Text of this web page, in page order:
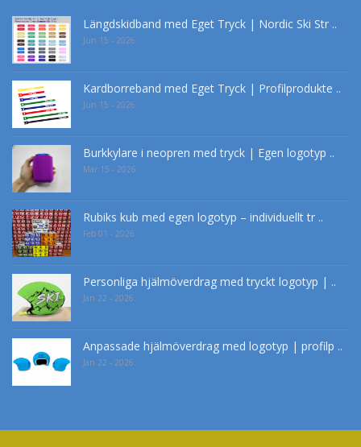
Längdskidband med Eget Tryck | Nordic Ski Str ..
Jun 15 - 2026
Kardborreband med Eget Tryck | Profilprodukte ..
Jun 15 - 2026
Burkkylare i neopren med tryck | Egen logotyp ..
Mar 15 - 2026
Rubiks kub med egen logotyp – individuellt tr ..
Feb 01 - 2026
Personliga hjälmöverdrag med tryckt logotyp | ..
Jan 22 - 2026
Anpassade hjälmöverdrag med logotyp | profilp ..
Jan 22 - 2026